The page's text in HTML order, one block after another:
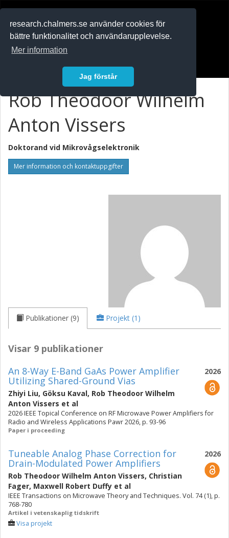
research.chalmers.se använder cookies för
bättre funktionalitet och användarupplevelse.
Mer information
Jag förstår
Rob Theodoor Wilhelm
Anton Vissers
Doktorand vid Mikrovågselektronik
Mer information och kontaktuppgifter
Publikationer (9) Projekt (1)
Visar 9 publikationer
2026
An 8-Way E-Band GaAs Power Amplifier
Utilizing Shared-Ground Vias
Zhiyi Liu, Göksu Kaval, Rob Theodoor Wilhelm
Anton Vissers et al
2026 IEEE Topical Conference on RF Microwave Power Amplifiers for
Radio and Wireless Applications Pawr 2026, p. 93-96
Paper i proceeding
2026
Tuneable Analog Phase Correction for
Drain-Modulated Power Amplifiers
Rob Theodoor Wilhelm Anton Vissers, Christian
Fager, Maxwell Robert Duffy et al
IEEE Transactions on Microwave Theory and Techniques. Vol. 74 (1), p.
768-780
Artikel i vetenskaplig tidskrift
Visa projekt